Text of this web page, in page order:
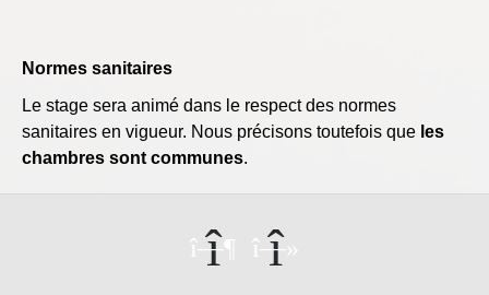
Normes sanitaires
Le stage sera animé dans le respect des normes
sanitaires en vigueur. Nous précisons toutefois que les
chambres sont communes.